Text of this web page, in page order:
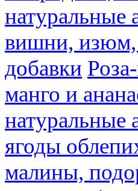
натуральные
вишни, изюм,
добавки
манго и
натуральные
ягоды
малины,